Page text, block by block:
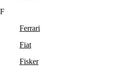
F
Ferrari
Fiat
Fisker